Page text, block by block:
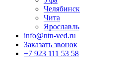
Челябинск
Чита
Ярославль
info@ntn-ved.ru
Заказать звонок
+7 923 111 53 58